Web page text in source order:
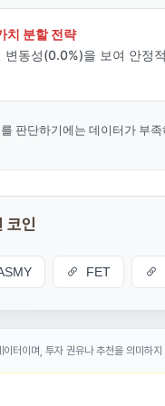
치 분할 전략
변동성(0.0%)을 보여 안정
판단하기에는 데이터가 부
코인
FET
터이며, 투자 권유나 추천을 의미하